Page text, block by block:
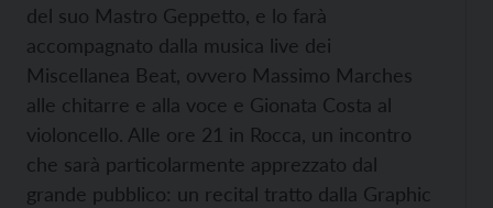
del suo Mastro Geppetto, e lo farà
accompagnato dalla musica live dei
Miscellanea Beat, ovvero Massimo Marches
alle chitarre e alla voce e Gionata Costa al
violoncello. Alle ore 21 in Rocca, un incontro
che sarà particolarmente apprezzato dal
grande pubblico: un recital tratto dalla Graphic